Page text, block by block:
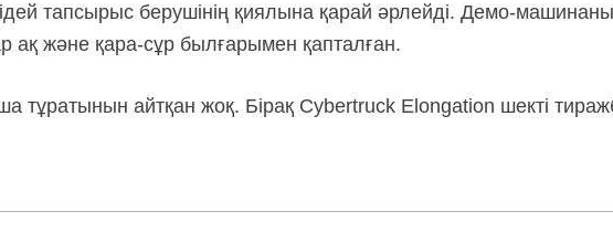
тапсырыс берушінің қиялына қарай әрлейді. Демо-
ақ және қара-сұрбылғарымен қапталған.
тұратынын айтқан жоқ. Бірақ Cybertruck Elongation шекті